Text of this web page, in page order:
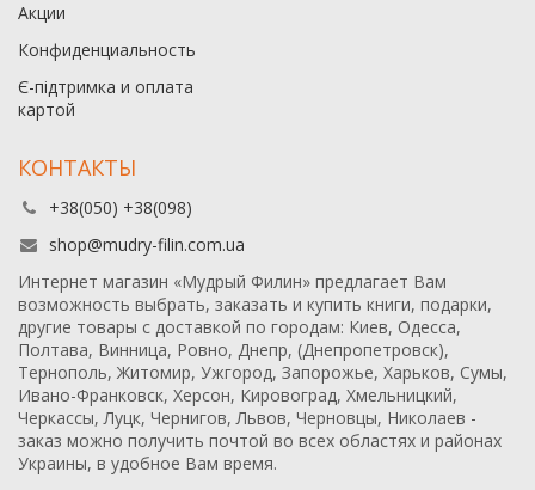
Акции
Конфиденциальность
Є-підтримка и оплата
картой
КОНТАКТЫ
+38(050) +38(098)
shop@mudry-filin.com.ua
Интернет магазин «Мудрый Филин» предлагает Вам
возможность выбрать, заказать и купить книги, подарки,
другие товары с доставкой по городам: Киев, Одесса,
Полтава, Винница, Ровно, Днепр, (Днепропетровск),
Тернополь, Житомир, Ужгород, Запорожье, Харьков, Сумы,
Ивано-Франковск, Херсон, Кировоград, Хмельницкий,
Черкассы, Луцк, Чернигов, Львов, Черновцы, Николаев -
заказ можно получить почтой во всех областях и районах
Украины, в удобное Вам время.